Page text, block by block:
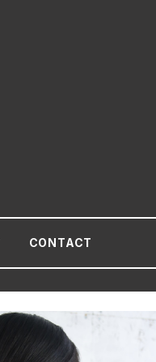
CONTACT